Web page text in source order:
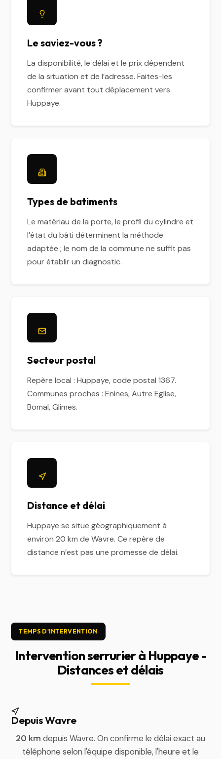
Le saviez-vous ?
La disponibilité, le délai et le prix dépendent
de la situation et de l’adresse. Faites-les
confirmer avant tout déplacement vers
Huppaye.
Types de batiments
Le matériau de la porte, le profil du cylindre et
l’état du bâti déterminent la méthode
adaptée ; le nom de la commune ne suffit pas
pour établir un diagnostic.
Secteur postal
Repère local : Huppaye, code postal 1367.
Communes proches : Enines, Autre Eglise,
Bomal, Glimes.
Distance et délai
Huppaye se situe géographiquement à
environ 20 km de Wavre. Ce repère de
distance n’est pas une promesse de délai.
TEMPS D'INTERVENTION
Intervention serrurier à Huppaye -
Distances et délais
Depuis Wavre
20 km depuis Wavre. On confirme le délai exact au
téléphone selon l'équipe disponible, l'heure et le